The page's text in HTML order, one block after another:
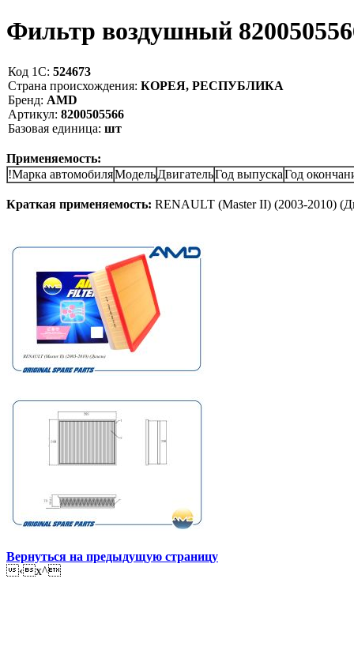
Фильтр воздушный
Код 1С: 524673
Страна происхождения: КОРЕЯ, РЕСПУБЛИКА
Бренд: AMD
Артикул: 8200505566
Базовая единица: шт
Применяемость:
!Марка автомобиляМодельДвигательГод выпускаГод
Краткая применяемость: RENAULT (Master II) (2003-2010)
Вернуться на предыдущую страницу
‹x^